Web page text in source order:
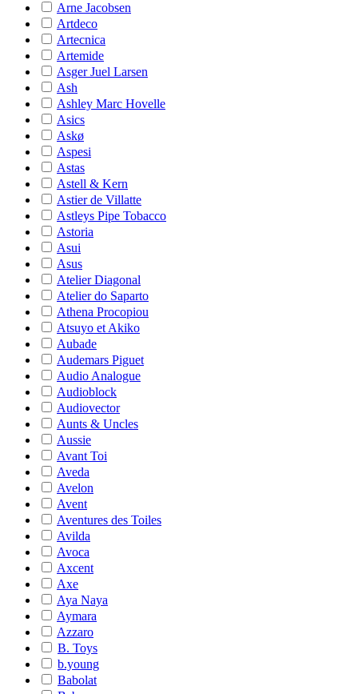
Arne Jacobsen
Artdeco
Artecnica
Artemide
Asger Juel Larsen
Ash
Ashley Marc Hovelle
Asics
Askø
Aspesi
Astas
Astell & Kern
Astier de Villatte
Astleys Pipe Tobacco
Astoria
Asui
Asus
Atelier Diagonal
Atelier do Saparto
Athena Procopiou
Atsuyo et Akiko
Aubade
Audemars Piguet
Audio Analogue
Audioblock
Audiovector
Aunts & Uncles
Aussie
Avant Toi
Aveda
Avelon
Avent
Aventures des Toiles
Avilda
Avoca
Axcent
Axe
Aya Naya
Aymara
Azzaro
B. Toys
b.young
Babolat